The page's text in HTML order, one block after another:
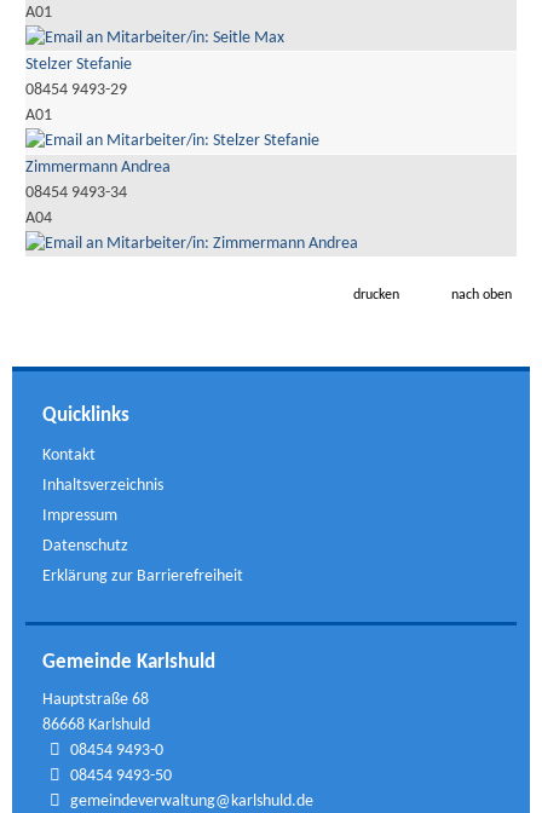
A01
Stelzer Stefanie
08454 9493-29
A01
Zimmermann Andrea
08454 9493-34
A04
drucken nach oben
Quicklinks
Kontakt
Inhaltsverzeichnis
Impressum
Datenschutz
Erklärung zur Barrierefreiheit
Gemeinde Karlshuld
Hauptstraße 68
86668 Karlshuld
08454 9493-0
08454 9493-50
gemeindeverwaltung@karlshuld.de